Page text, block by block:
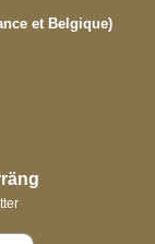
et Belgique)